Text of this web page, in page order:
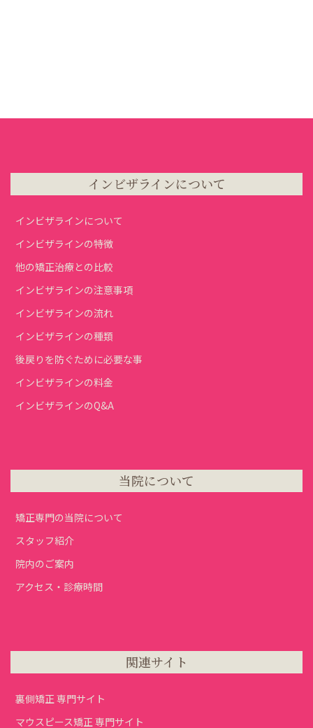
インビザラインについて
インビザラインについて
インビザラインの特徴
他の矯正治療との比較
インビザラインの注意事項
インビザラインの流れ
インビザラインの種類
後戻りを防ぐために必要な事
インビザラインの料金
インビザラインのQ&A
当院について
矯正専門の当院について
スタッフ紹介
院内のご案内
アクセス・診療時間
関連サイト
裏側矯正 専門サイト
マウスピース矯正 専門サイト